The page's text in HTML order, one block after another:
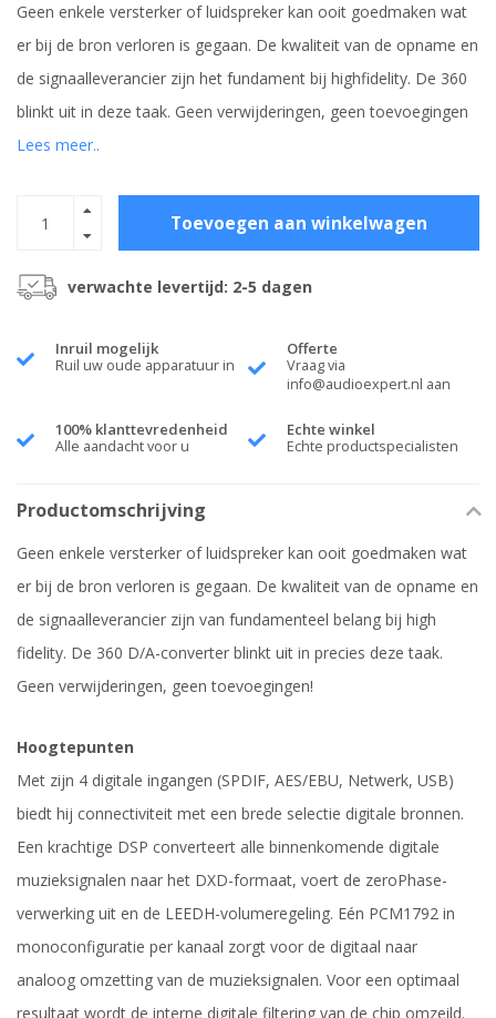
Geen enkele versterker of luidspreker kan ooit goedmaken wat
er bij de bron verloren is gegaan. De kwaliteit van de opname en
de signaalleverancier zijn het fundament bij highfidelity. De 360
blinkt uit in deze taak. Geen verwijderingen, geen toevoegingen
Lees meer..
Toevoegen aan winkelwagen
verwachte levertijd: 2-5 dagen
Inruil mogelijk
Ruil uw oude apparatuur in
Offerte
Vraag via
info@audioexpert.nl aan
100% klanttevredenheid
Alle aandacht voor u
Echte winkel
Echte productspecialisten
Productomschrijving
Geen enkele versterker of luidspreker kan ooit goedmaken wat
er bij de bron verloren is gegaan. De kwaliteit van de opname en
de signaalleverancier zijn van fundamenteel belang bij high
fidelity. De 360 D/A-converter blinkt uit in precies deze taak.
Geen verwijderingen, geen toevoegingen!
Hoogtepunten
Met zijn 4 digitale ingangen (SPDIF, AES/EBU, Netwerk, USB)
biedt hij connectiviteit met een brede selectie digitale bronnen.
Een krachtige DSP converteert alle binnenkomende digitale
muzieksignalen naar het DXD-formaat, voert de zeroPhase-
verwerking uit en de LEEDH-volumeregeling. Eén PCM1792 in
monoconfiguratie per kanaal zorgt voor de digitaal naar
analoog omzetting van de muzieksignalen. Voor een optimaal
resultaat wordt de interne digitale filtering van de chip omzeild.